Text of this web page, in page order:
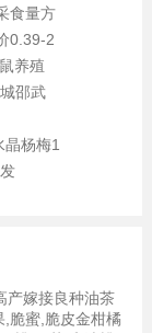
食量方
0.39-2
养殖
邵武
杨梅1
产嫁接良种油茶
脆蜜,脆皮金柑橘